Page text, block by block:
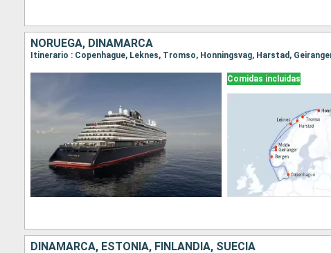
NORUEGA, DINAMARCA
Itinerario : Copenhague, Leknes, Tromso, Honningsvag, Harstad,
Comidas incluidas
DINAMARCA, ESTONIA, FINLANDIA, SUECIA